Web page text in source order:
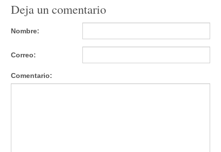
Deja un comentario
Nombre:
Correo:
Comentario: